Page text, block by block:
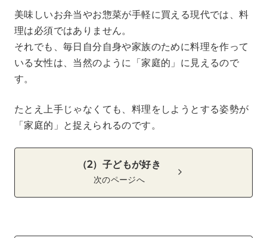
美味しいお弁当やお惣菜が手軽に買える現代では、料
理は必須ではありません。
それでも、毎日自分自身や家族のために料理を作って
いる女性は、当然のように「家庭的」に見えるので
す。
たとえ上手じゃなくても、料理をしようとする姿勢が
「家庭的」と捉えられるのです。
（2）子どもが好き
次のページへ